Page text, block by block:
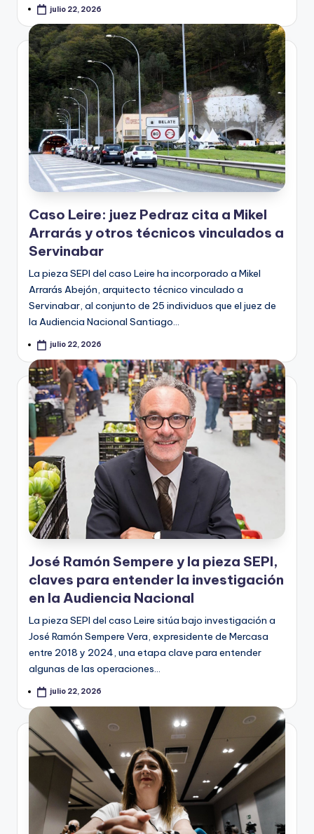
julio 22, 2026
Caso Leire: juez Pedraz cita a Mikel
Arrarás y otros técnicos vinculados a
Servinabar
La pieza SEPI del caso Leire ha incorporado a Mikel
Arrarás Abejón, arquitecto técnico vinculado a
Servinabar, al conjunto de 25 individuos que el juez de
la Audiencia Nacional Santiago…
julio 22, 2026
José Ramón Sempere y la pieza SEPI,
claves para entender la investigación
en la Audiencia Nacional
La pieza SEPI del caso Leire sitúa bajo investigación a
José Ramón Sempere Vera, expresidente de Mercasa
entre 2018 y 2024, una etapa clave para entender
algunas de las operaciones…
julio 22, 2026